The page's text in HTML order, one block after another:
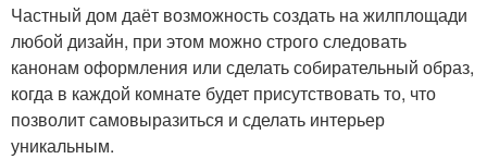
Частный дом даёт возможность создать на жилплощади
любой дизайн, при этом можно строго следовать
канонам оформления или сделать собирательный образ,
когда в каждой комнате будет присутствовать то, что
позволит самовыразиться и сделать интерьер
уникальным.